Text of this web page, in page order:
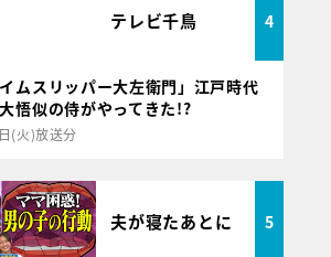
テレビ千鳥 4
イムスリッパー大左衛門」江戸時代
悟似の侍がやってきた!?
(火)放送分
夫が寝たあとに 5